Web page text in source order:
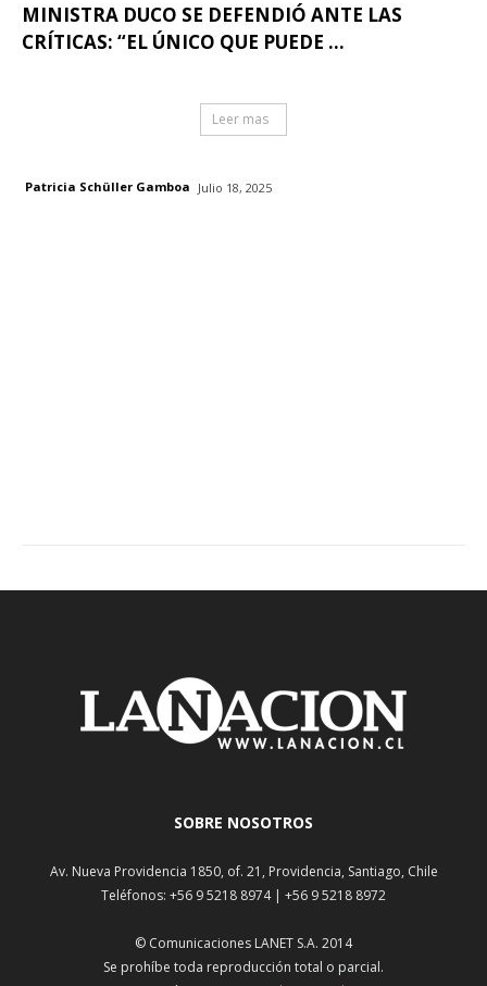
MINISTRA DUCO SE DEFENDIÓ ANTE LAS
CRÍTICAS: “EL ÚNICO QUE PUEDE ...
Leer mas
Patricia Schüller Gamboa Julio 18, 2025
SOBRE NOSOTROS
Av. Nueva Providencia 1850, of. 21, Providencia, Santiago, Chile
Teléfonos: +56 9 5218 8974 | +56 9 5218 8972
© Comunicaciones LANET S.A. 2014
Se prohíbe toda reproducción total o parcial.